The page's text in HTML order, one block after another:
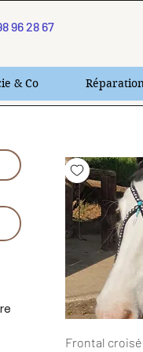
96 28 67
& Co
Frontal croisé